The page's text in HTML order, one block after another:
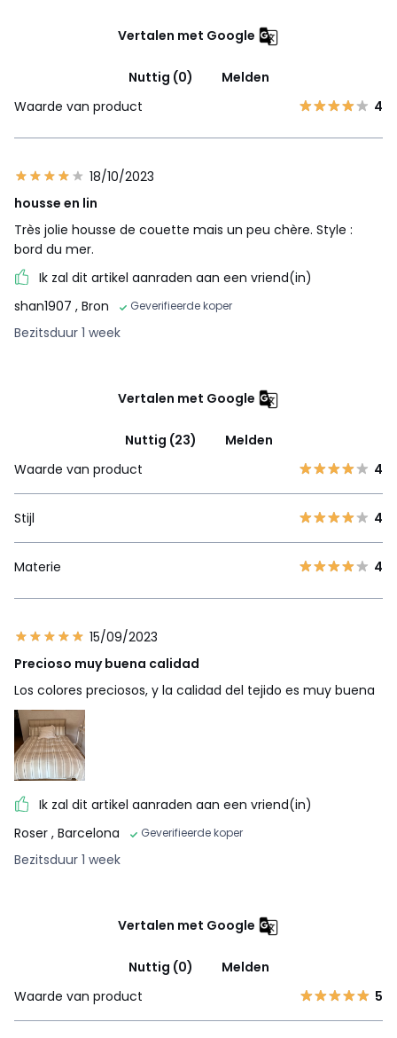
Vertalen met Google
Nuttig (0)
Melden
Waarde van product
4
18/10/2023
housse en lin
Très jolie housse de couette mais un peu chère. Style :
bord du mer.
Ik zal dit artikel aanraden aan een vriend(in)
shan1907 , Bron Geverifieerde koper
Bezitsduur 1 week
Vertalen met Google
Nuttig (23)
Melden
Waarde van product
4
Stijl 4
Materie 4
15/09/2023
Precioso muy buena calidad
Los colores preciosos, y la calidad del tejido es muy buena
Ik zal dit artikel aanraden aan een vriend(in)
Roser , Barcelona Geverifieerde koper
Bezitsduur 1 week
Vertalen met Google
Nuttig (0)
Melden
Waarde van product
5